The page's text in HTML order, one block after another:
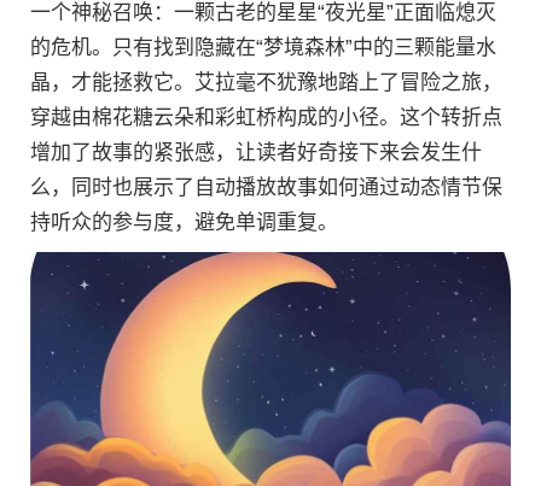
一个神秘召唤：一颗古老的星星“夜光星”正面临熄灭
的危机。只有找到隐藏在“梦境森林”中的三颗能量水
晶，才能拯救它。艾拉毫不犹豫地踏上了冒险之旅，
穿越由棉花糖云朵和彩虹桥构成的小径。这个转折点
增加了故事的紧张感，让读者好奇接下来会发生什
么，同时也展示了自动播放故事如何通过动态情节保
持听众的参与度，避免单调重复。